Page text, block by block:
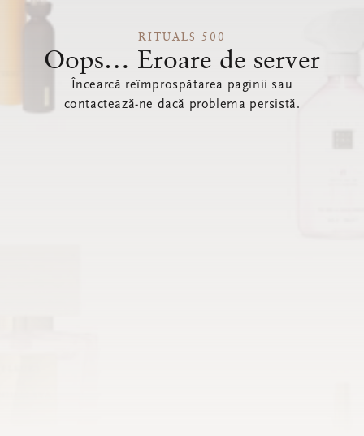
RITUALS 500
Oops… Eroare de server
Încearcă reîmprospătarea paginii sau
contactează-ne dacă problema persistă.